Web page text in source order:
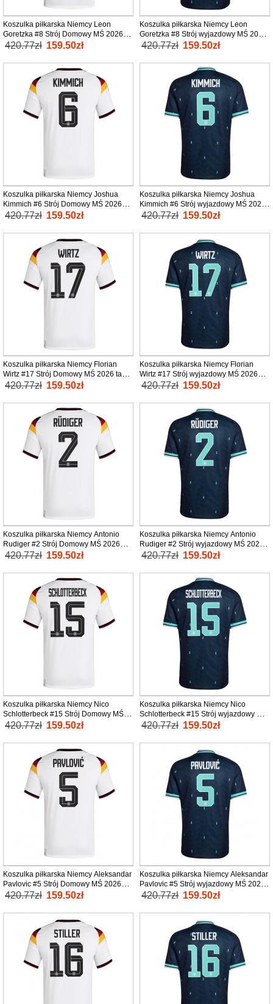
Koszulka piłkarska Niemcy Leon
Goretzka #8 Strój Domowy MŚ 2026
tanio Krótki Rękaw
420.77zł 159.50zł
Koszulka piłkarska Niemcy Leon
Goretzka #8 Strój wyjazdowy MŚ 2026
tanio Krótki Rękaw
420.77zł 159.50zł
Koszulka piłkarska Niemcy Joshua
Kimmich #6 Strój Domowy MŚ 2026
tanio Krótki Rękaw
420.77zł 159.50zł
Koszulka piłkarska Niemcy Joshua
Kimmich #6 Strój wyjazdowy MŚ 2026
tanio Krótki Rękaw
420.77zł 159.50zł
Koszulka piłkarska Niemcy Florian
Wirtz #17 Strój Domowy MŚ 2026 tanio
Krótki Rękaw
420.77zł 159.50zł
Koszulka piłkarska Niemcy Florian
Wirtz #17 Strój wyjazdowy MŚ 2026
tanio Krótki Rękaw
420.77zł 159.50zł
Koszulka piłkarska Niemcy Antonio
Rudiger #2 Strój Domowy MŚ 2026
tanio Krótki Rękaw
420.77zł 159.50zł
Koszulka piłkarska Niemcy Antonio
Rudiger #2 Strój wyjazdowy MŚ 2026
tanio Krótki Rękaw
420.77zł 159.50zł
Koszulka piłkarska Niemcy Nico
Schlotterbeck #15 Strój Domowy MŚ
2026 tanio Krótki Rękaw
420.77zł 159.50zł
Koszulka piłkarska Niemcy Nico
Schlotterbeck #15 Strój wyjazdowy MŚ
2026 tanio Krótki Rękaw
420.77zł 159.50zł
Koszulka piłkarska Niemcy Aleksandar
Pavlovic #5 Strój Domowy MŚ 2026
tanio Krótki Rękaw
420.77zł 159.50zł
Koszulka piłkarska Niemcy Aleksandar
Pavlovic #5 Strój wyjazdowy MŚ 2026
tanio Krótki Rękaw
420.77zł 159.50zł